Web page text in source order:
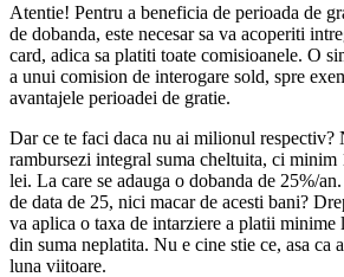
Atentie! Pentru a beneficia de perioada de
de dobanda, este necesar sa va acoperiti
card, adica sa platiti toate comisioanele. O
a unui comision de interogare sold, spre
avantajele perioadei de gratie.
Dar ce te faci daca nu ai milionul respectiv?
rambursezi integral suma cheltuita, ci minim
lei. La care se adauga o dobanda de 25%/
de data de 25, nici macar de acesti bani?
va aplica o taxa de intarziere a platii minime
din suma neplatita. Nu e cine stie ce, asa ca
luna viitoare.